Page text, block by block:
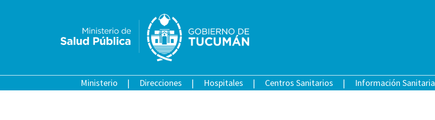
Ministerio Direcciones Hospitales Centros Sanitarios Información Sanitaria